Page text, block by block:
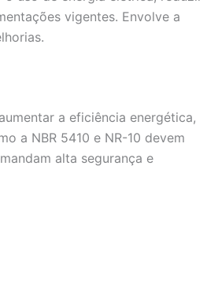
vigentes. Envolve a
a eficiência energética,
a NBR 5410 e NR-10 devem
alta segurança e